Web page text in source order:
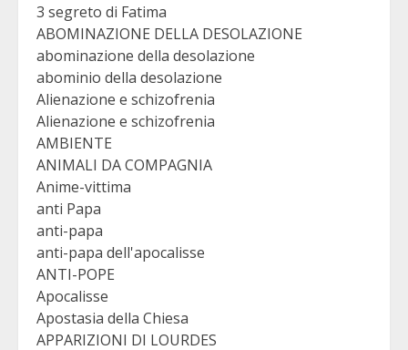
3 segreto di Fatima
ABOMINAZIONE DELLA DESOLAZIONE
abominazione della desolazione
abominio della desolazione
Alienazione e schizofrenia
Alienazione e schizofrenia
AMBIENTE
ANIMALI DA COMPAGNIA
Anime-vittima
anti Papa
anti-papa
anti-papa dell'apocalisse
ANTI-POPE
Apocalisse
Apostasia della Chiesa
APPARIZIONI DI LOURDES